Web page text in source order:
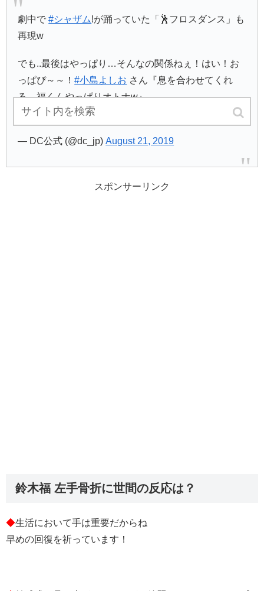
劇中で#シャザム!が踊っていた「🕺フロスダンス」も
再現w
でも..最後はやっぱり…そんなの関係ねぇ！はい！お
っぱぴ～～！#小島よしお さん『息を合わせてくれ
る、福くんやっぱりオトナw』
pic.twitter.com/zL35xVmsEI
— DC公式 (@dc_jp)August 21, 2019
スポンサーリンク
鈴木福 左手骨折に世間の反応は？
◆生活において手は重要だからね
早めの回復を祈っています！